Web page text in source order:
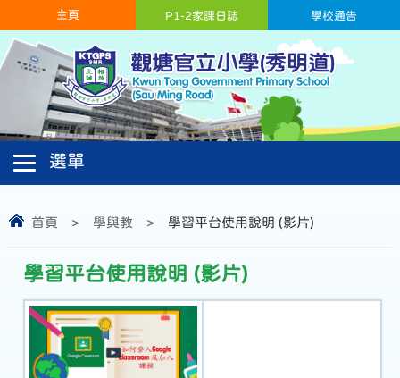
主頁 學校通告
P1-2家課日誌
首頁 > 學與教 > 學習平台使用說明 (影片)
學習平台使用說明 (影片)